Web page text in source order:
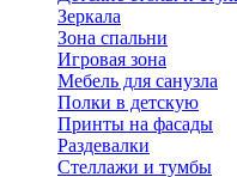
Зеркала
Зона спальни
Игровая зона
Мебель для санузла
Полки в детскую
Принты на фасады
Раздевалки
Стеллажи и тумбы